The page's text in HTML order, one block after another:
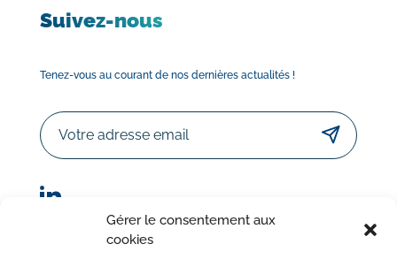
Gérer le consentement aux
cookies
Suivez-nous
Tenez-vous au courant de nos dernières actualités !
Email